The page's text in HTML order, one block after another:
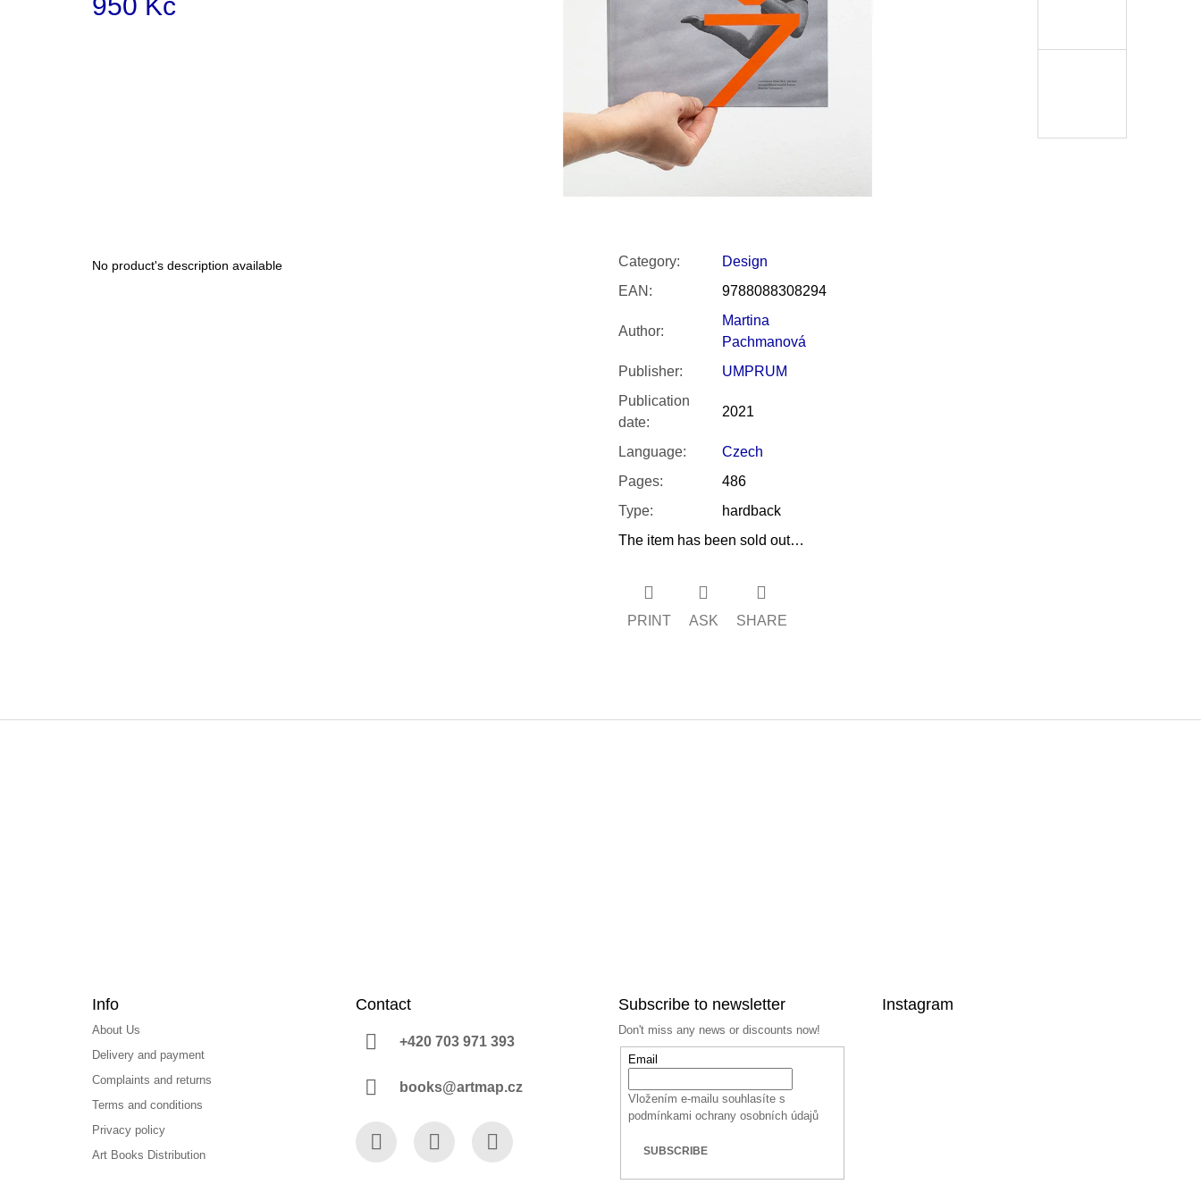
950 Kč
No product's description available Category:
Design
EAN : 9788088308294
Author:
Martina
Pachmanová
Publisher:
UMPRUM
Publication
date:
2021
Language:
Czech
Pages:
486
Type:
hardback
The item has been sold out…
PRINT ASK SHARE
Info
About Us
Delivery and payment
Complaints and returns
Terms and conditions
Privacy policy
Art Books Distribution
Contact
+420 703 971 393
books@artmap.cz
Subscribe to newsletter
Don't miss any news or discounts now!
Email
Vložením e-mailu souhlasíte s
podmínkami ochrany osobních údajů
SUBSCRIBE
Instagram